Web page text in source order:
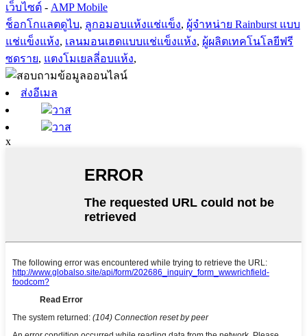
เว็บไซต์ - AMP Mobile
ช็อกโกแลตดูไบ, ลูกอมอบแห้งแช่แข็ง, ผู้จำหน่าย Rainburst แบบ
แช่แข็งแห้ง, เลนมอนเฮดแบบแช่แข็งแห้ง, ผู้ผลิตเทคโนโลยีฟรี
ซดราย, แตงโมเยลลี่อบแห้ง,
ส่งอีเมล
วาส
วาส
x